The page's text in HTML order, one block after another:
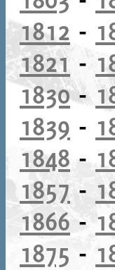
1812 -
1821 -
1830-
1839 -
1848 -
1857-
1866-
1875 -